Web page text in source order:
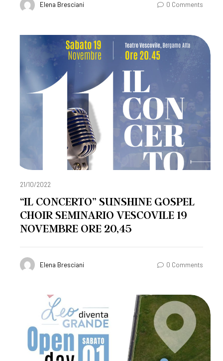
Elena Bresciani 0 Comments
21/10/2022
“IL CONCERTO” SUNSHINE GOSPEL
CHOIR SEMINARIO VESCOVILE 19
NOVEMBRE ORE 20,45
Elena Bresciani 0 Comments